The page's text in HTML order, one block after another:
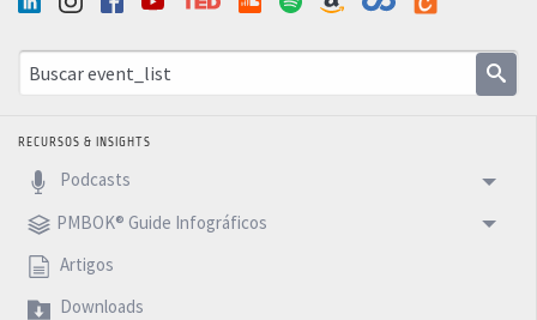
RECURSOS & INSIGHTS
Podcasts
PMBOK® Guide Infográficos
Artigos
Downloads